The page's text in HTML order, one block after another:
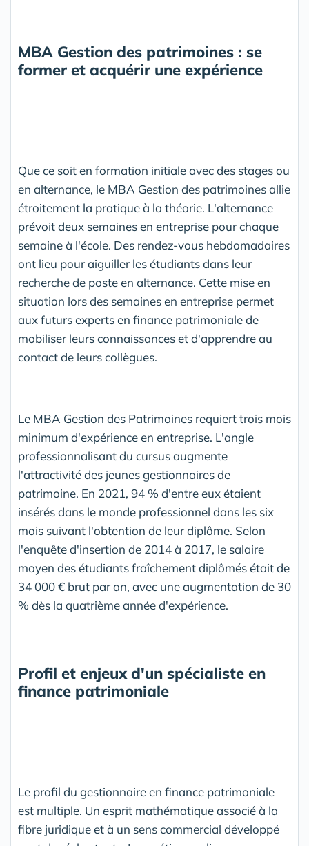
MBA Gestion des patrimoines : se
former et acquérir une expérience
Que ce soit en formation initiale avec des stages ou
en alternance, le MBA Gestion des patrimoines allie
étroitement la pratique à la théorie. L'alternance
prévoit deux semaines en entreprise pour chaque
semaine à l'école. Des rendez-vous hebdomadaires
ont lieu pour aiguiller les étudiants dans leur
recherche de poste en alternance. Cette mise en
situation lors des semaines en entreprise permet
aux futurs experts en finance patrimoniale de
mobiliser leurs connaissances et d'apprendre au
contact de leurs collègues.
Le MBA Gestion des Patrimoines requiert trois mois
minimum d'expérience en entreprise. L'angle
professionnalisant du cursus augmente
l'attractivité des jeunes gestionnaires de
patrimoine. En 2021, 94 % d'entre eux étaient
insérés dans le monde professionnel dans les six
mois suivant l'obtention de leur diplôme. Selon
l'enquête d'insertion de 2014 à 2017, le salaire
moyen des étudiants fraîchement diplômés était de
34 000 € brut par an, avec une augmentation de 30
% dès la quatrième année d'expérience.
Profil et enjeux d'un spécialiste en
finance patrimoniale
Le profil du gestionnaire en finance patrimoniale
est multiple. Un esprit mathématique associé à la
fibre juridique et à un sens commercial développé